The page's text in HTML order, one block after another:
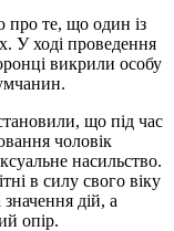
про те, що один із
У ході проведення
викрили особу
що під час
чоловік
насильство.
в силу свого віку
дій, а
опір.